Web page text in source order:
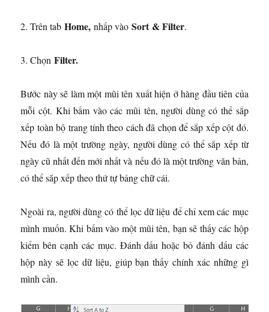
2. Trên tabHome, nhấp vàoSort & Filter.
3. ChọnFilter.
Bước này sẽ làm một mũi tên xuất hiện ở hàng đầu tiên của
mỗi cột. Khi bấm vào các mũi tên, người dùng có thể sắp
xếp toàn bộ trang tính theo cách đã chọn để sắp xếp cột đó.
Nếu đó là một trường ngày, người dùng có thể sắp xếp từ
ngày cũ nhất đến mới nhất và nếu đó là một trường văn bản,
có thể sắp xếp theo thứ tự bảng chữ cái.
Ngoài ra, người dùng có thể lọc dữ liệu để chỉ xem các mục
mình muốn. Khi bấm vào một mũi tên, bạn sẽ thấy các hộp
kiểm bên cạnh các mục. Đánh dấu hoặc bỏ đánh dấu các
hộp này sẽ lọc dữ liệu, giúp bạn thấy chính xác những gì
mình cần.